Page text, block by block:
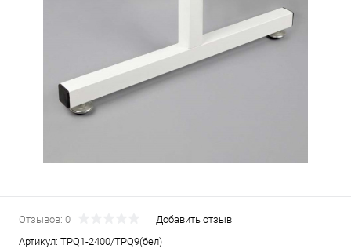
Отзывов: 0
Добавить отзыв
Артикул: TPQ1-2400/TPQ9(бел)